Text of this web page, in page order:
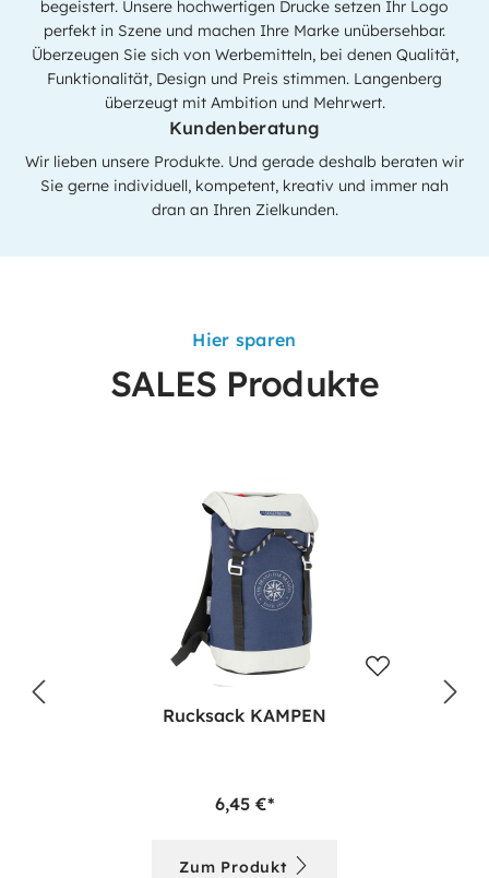
begeistert. Unsere hochwertigen Drucke setzen Ihr Logo
perfekt in Szene und machen Ihre Marke unübersehbar.
Überzeugen Sie sich von Werbemitteln, bei denen Qualität,
Funktionalität, Design und Preis stimmen. Langenberg
überzeugt mit Ambition und Mehrwert.
Kundenberatung
Wir lieben unsere Produkte. Und gerade deshalb beraten wir
Sie gerne individuell, kompetent, kreativ und immer nah
dran an Ihren Zielkunden.
Hier sparen
SALES Produkte
Rucksack KAMPEN
6,45 €*
Zum Produkt